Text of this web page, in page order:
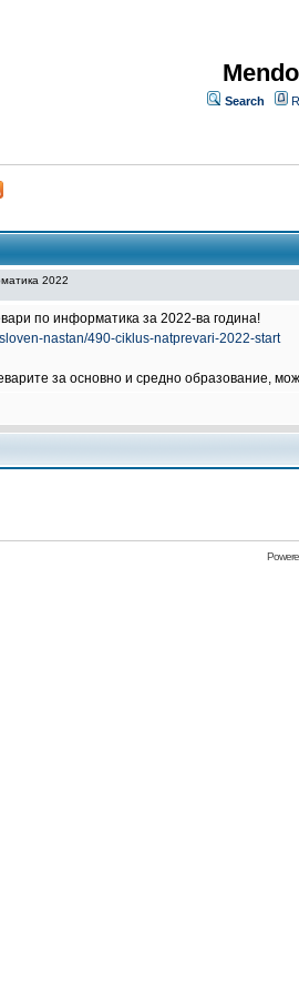
Search
2022
по информатика за 2022-ва година!
nastan/490-ciklus-natprevari-2022-start
за основно и средно образование,